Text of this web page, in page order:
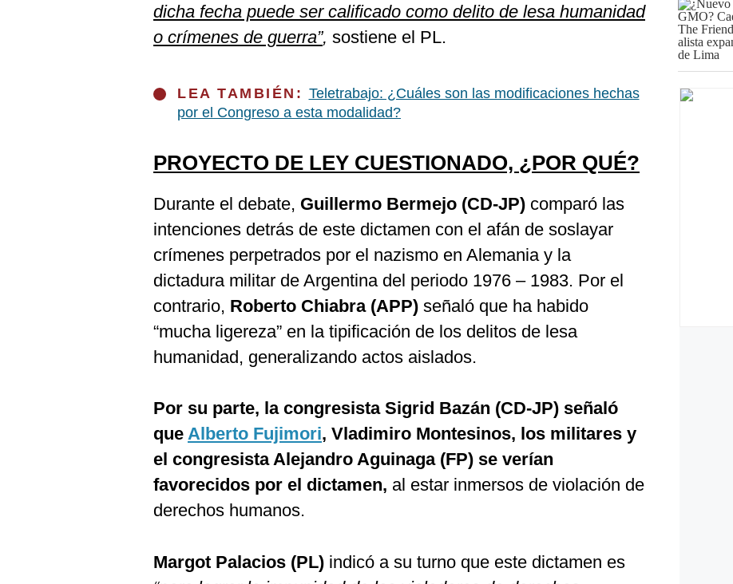
dicha fecha puede ser calificado como delito de lesa humanidad
o crímenes de guerra”, sostiene el PL.
LEA TAMBIÉN: Teletrabajo: ¿Cuáles son las modificaciones hechas
por el Congreso a esta modalidad?
PROYECTO DE LEY CUESTIONADO, ¿POR QUÉ?
Durante el debate, Guillermo Bermejo (CD-JP) comparó las
intenciones detrás de este dictamen con el afán de soslayar
crímenes perpetrados por el nazismo en Alemania y la
dictadura militar de Argentina del periodo 1976 – 1983. Por el
contrario, Roberto Chiabra (APP) señaló que ha habido
“mucha ligereza” en la tipificación de los delitos de lesa
humanidad, generalizando actos aislados.
Por su parte, la congresista Sigrid Bazán (CD-JP) señaló
que Alberto Fujimori, Vladimiro Montesinos, los militares y
el congresista Alejandro Aguinaga (FP) se verían
favorecidos por el dictamen, al estar inmersos de violación de
derechos humanos.
Margot Palacios (PL) indicó a su turno que este dictamen es